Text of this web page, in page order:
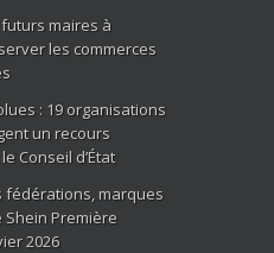
futurs maires à
les commerces
: 19 organisations
un recours
Conseil d’État
fédérations, marques
Première
2026